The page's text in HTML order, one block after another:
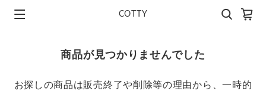
COTTY
商品が見つかりませんでした
お探しの商品は販売終了や削除等の理由から、一時的